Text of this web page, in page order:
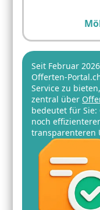
Seit Februar
Offerten-
Service zu
zentral über
bedeutet für
noch
transparenteren